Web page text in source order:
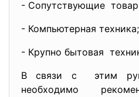
- Сопутствующие
- Компьютерная техника;
- Крупно бытовая
В связи с этим
необходимо